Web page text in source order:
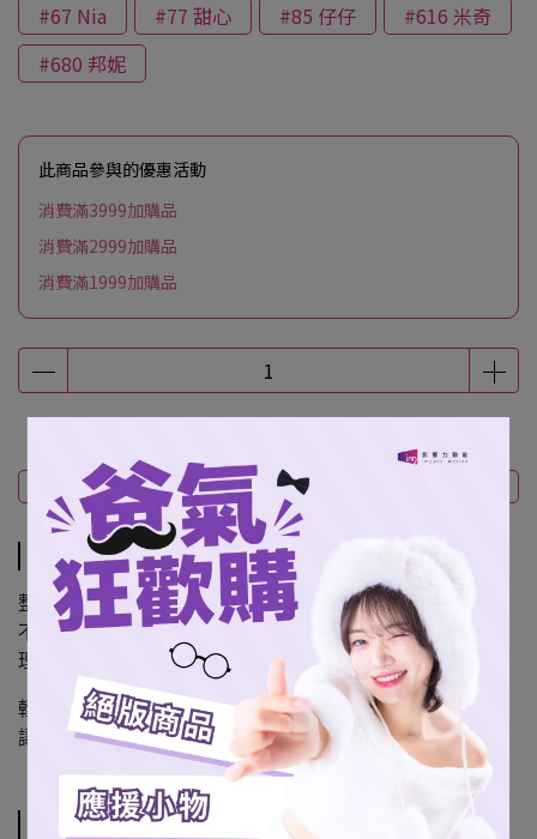
#67 Nia
#77 甜心 #85 仔仔
#616 米奇
#680 邦妮
此商品參與的優惠活動
消費滿3999加購品
消費滿2999加購品
消費滿1999加購品
商品介紹 規格說明
商品介紹
整體設計以清新、輕盈為主，兼顧視覺與實用性，
不論是課堂講義、筆記資料或日常文件，都能輕鬆收納整
理。
輕薄不佔空間，方便隨身攜帶，
讓你在每一次翻開資料時，都能看見熟悉的陪伴。
規格說明